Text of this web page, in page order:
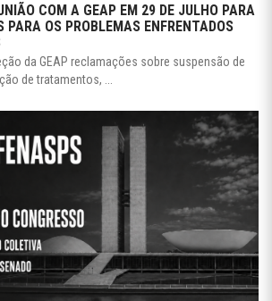
COM A GEAP EM 29 DE JULHO PARA
PARA OS PROBLEMAS ENFRENTADOS
da GEAP reclamações sobre suspensão de
de tratamentos, ...